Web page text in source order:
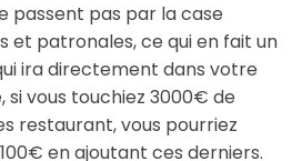
passent pas par la case
et patronales, ce qui en fait un
ira directement dans votre
si vous touchiez 3000€ de
restaurant, vous pourriez
en ajoutant ces derniers.